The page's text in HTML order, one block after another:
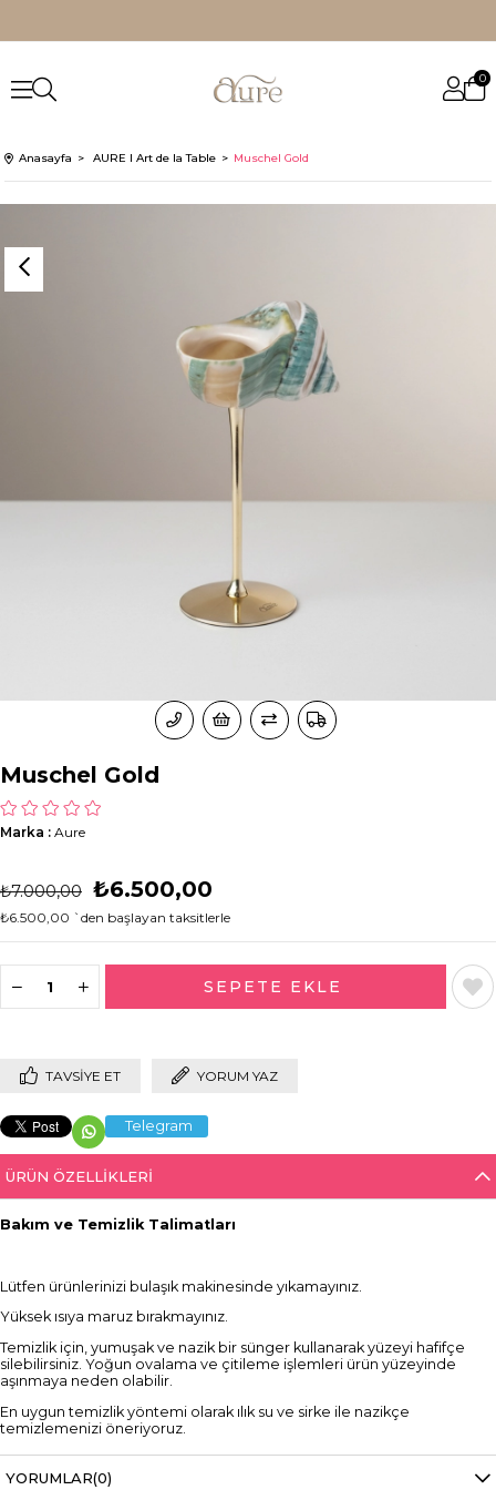
0
Anasayfa AURE I Art de la Table Muschel Gold
Muschel Gold
Marka : Aure
₺7.000,00 ₺6.500,00
₺6.500,00 `den başlayan taksitlerle
TAVSIYE ET YORUM YAZ
Telegram
ÜRÜN ÖZELLIKLERI
Bakım ve Temizlik Talimatları
Lütfen ürünlerinizi bulaşık makinesinde yıkamayınız.
Yüksek ısıya maruz bırakmayınız.
Temizlik için, yumuşak ve nazik bir sünger kullanarak yüzeyi hafifçe
silebilirsiniz. Yoğun ovalama ve çitileme işlemleri ürün yüzeyinde
aşınmaya neden olabilir.
En uygun temizlik yöntemi olarak ılık su ve sirke ile nazikçe
temizlemenizi öneriyoruz.
Ürünlerin içinde kullanım sonrası şekerli veya alkollü içecekleri uzun
süre bekletmeyiniz. Kullanım sonrası ürünü duru su ile çalkalayarak
YORUMLAR(0)